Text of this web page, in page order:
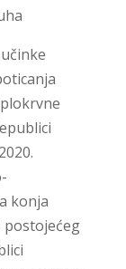
konja
postojećeg